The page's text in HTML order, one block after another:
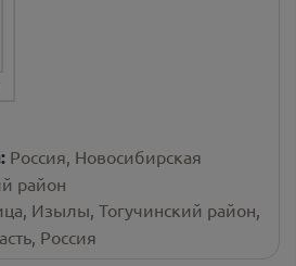
Россия, Новосибирская
район
Изылы, Тогучинский район,
Россия